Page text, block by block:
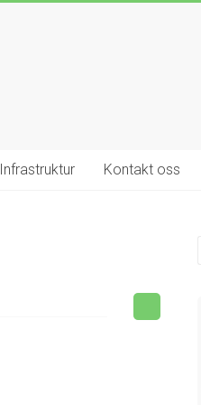
Infrastruktur Kontakt oss